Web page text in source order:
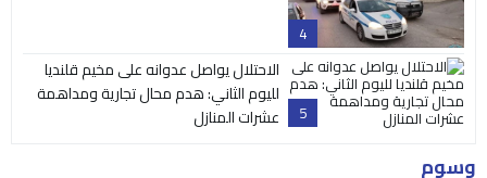
4
5
الاحتلال يواصل عدوانه على مخيم قلنديا
لليوم الثاني: هدم محال تجارية ومداهمة
عشرات المنازل
وسوم